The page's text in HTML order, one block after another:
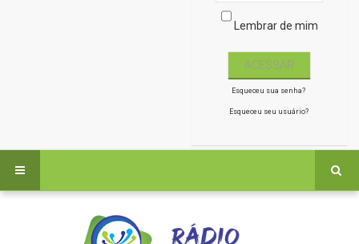
Lembrar de mim
Esqueceu sua senha?
Esqueceu seu usuário?